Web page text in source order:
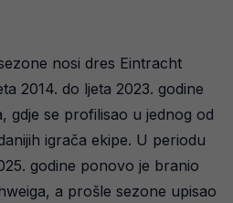
nosi dres Eintracht
2014. do ljeta 2023. godine
gdje se profilisao u jednog od
igrača ekipe. U periodu
godine ponovo je branio
a prošle sezone upisao